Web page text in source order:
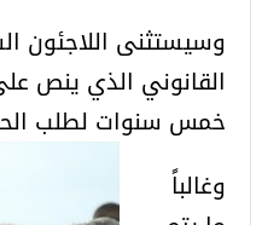
وسيستثنى اللاجئون
القانوني الذي ينص
خمس سنوات لطلب
وغالباً